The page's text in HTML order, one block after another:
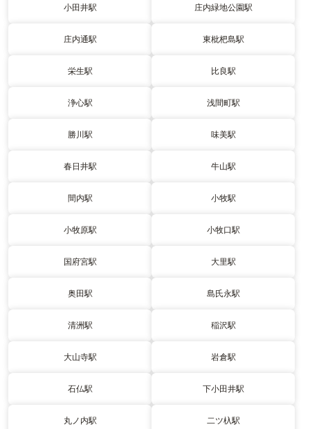
小田井駅 庄内緑地公園駅
庄内通駅 東枇杷島駅
栄生駅 比良駅
浄心駅 浅間町駅
勝川駅 味美駅
春日井駅 牛山駅
間内駅 小牧駅
小牧原駅 小牧口駅
国府宮駅 大里駅
奥田駅 島氏永駅
清洲駅 稲沢駅
大山寺駅 岩倉駅
石仏駅 下小田井駅
丸ノ内駅 二ツ杁駅